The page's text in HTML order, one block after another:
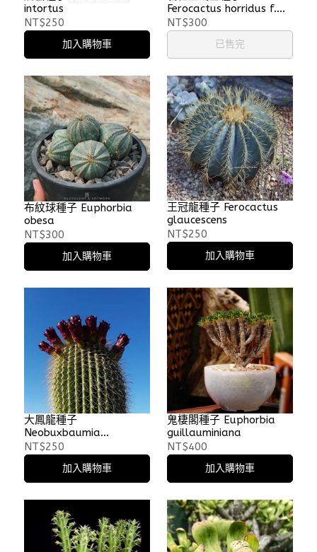
intortus
NT$250
加入購物車
Ferocactus horridus f.
brevispinus
NT$300
已售完
布紋球種子 Euphorbia
obesa
NT$300
加入購物車
王冠龍種子 Ferocactus
glaucescens
NT$250
加入購物車
大鳳龍種子
Neobuxbaumia
polylopha
NT$250
加入購物車
鬼棲閣種子 Euphorbia
guillauminiana
NT$400
加入購物車